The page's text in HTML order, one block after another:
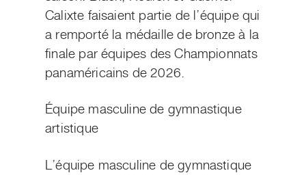
Calixte faisaient partie de l’équipe qui
a remporté la médaille de bronze à la
finale par équipes des Championnats
panaméricains de 2026.
Équipe masculine de gymnastique
artistique
L’équipe masculine de gymnastique